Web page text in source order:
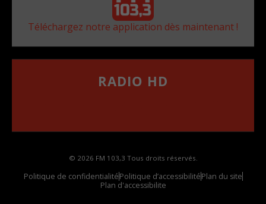
Téléchargez notre application dès maintenant !
RADIO HD
© 2026 FM 103,3 Tous droits réservés.
Politique de confidentialitéPolitique d’accessibilitéPlan du site
Plan d'accessibilite